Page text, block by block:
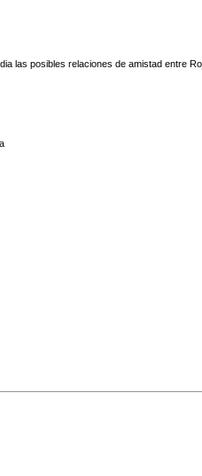
las posibles relaciones de amistad entre